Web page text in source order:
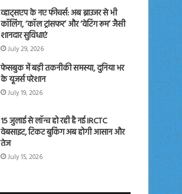
व्हाट्सएप के नए फीचर्स: अब ब्राउजर से भी
कॉलिंग, ‘कॉल ट्रांसफर’ और ‘वेटिंग रूम’ जैसी
शानदार सुविधाएं
July 29, 2026
फेसबुक में बड़ी तकनीकी समस्या, दुनिया भर
के यूजर्स परेशान
July 19, 2026
15 जुलाई से लॉन्च हो रही है नई IRCTC
वेबसाइट, टिकट बुकिंग अब होगी आसान और
तेज
July 15, 2026